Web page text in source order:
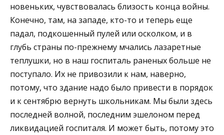
новеньких, чувствовалась близость конца войны.
Конечно, там, на западе, кто-то и теперь еще
падал, подкошенный пулей или осколком, и в
глубь страны по-прежнему мчались лазаретные
теплушки, но в наш госпиталь раненых больше не
поступало. Их не привозили к нам, наверно,
потому, что здание надо было привести в порядок
и к сентябрю вернуть школьникам. Мы были здесь
последней волной, последним эшелоном перед
ликвидацией госпиталя. И может быть, потому это